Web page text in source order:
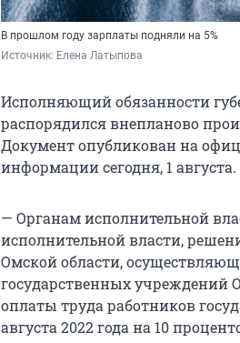
В прошлом году зарплаты подняли на 5%
Источник: Елена Латыпова
Исполняющий обязанности
распорядился внепланово
Документ опубликован на
информации сегодня, 1 августа.
— Органам исполнительной
исполнительной власти,
Омской области,
государственных
оплаты труда работников
августа 2022 года на 10